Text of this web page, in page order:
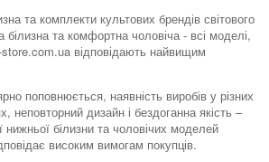
та комплекти культових брендів світового
білизна та комфортна чоловіча - всі моделі,
відповідають найвищим
поповнюється, наявність виробів у різних
неповторний дизайн і бездоганна якість –
нижньої білизни та чоловічих моделей
високим вимогам покупців.